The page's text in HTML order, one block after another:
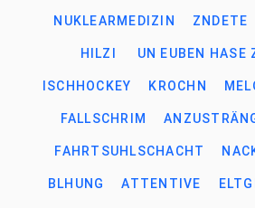
NUKLEARMEDIZIN ZNDETE
HILZI UN EUBEN HASE
ISCHHOCKEY KROCHN
FALLSCHRIM
FAHRTSUHLSCHACHT
BLHUNG ATTENTIVE